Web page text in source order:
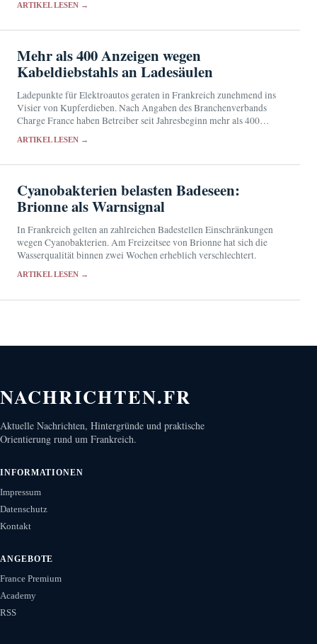
ARTIKEL LESEN →
Mehr als 400 Anzeigen wegen
Kabeldiebstahls an Ladesäulen
Ladepunkte für Elektroautos geraten in Frankreich zunehmend ins
Visier von Kupferdieben. Nach Angaben des Branchenverbands
Charge France haben Betreiber seit Jahresbeginn mehr als 400
ARTIKEL LESEN →
Cyanobakterien belasten Badeseen:
Brionne als Warnsignal
In Frankreich gelten an zahlreichen Badestellen Einschränkungen
wegen Cyanobakterien. Am Freizeitsee von Brionne hat sich die
Wasserqualität binnen zwei Wochen erheblich verschlechtert.
ARTIKEL LESEN →
NACHRICHTEN.FR
Aktuelle Nachrichten, Hintergründe und praktische
Orientierung rund um Frankreich.
INFORMATIONEN
Impressum
Datenschutz
Kontakt
ANGEBOTE
France Premium
Academy
RSS